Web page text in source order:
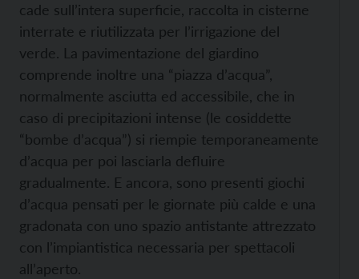
cade sull’intera superficie, raccolta in cisterne
interrate e riutilizzata per l’irrigazione del
verde. La pavimentazione del giardino
comprende inoltre una “piazza d’acqua”,
normalmente asciutta ed accessibile, che in
caso di precipitazioni intense (le cosiddette
“bombe d’acqua”) si riempie temporaneamente
d’acqua per poi lasciarla defluire
gradualmente. E ancora, sono presenti giochi
d’acqua pensati per le giornate più calde e una
gradonata con uno spazio antistante attrezzato
con l’impiantistica necessaria per spettacoli
all’aperto.